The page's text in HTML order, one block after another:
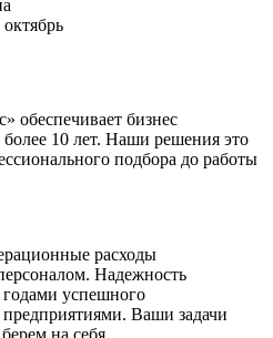
обеспечивает бизнес
10 лет. Наши решения это
подбора до работы
расходы
Надежность
успешного
Ваши задачи
на себя.